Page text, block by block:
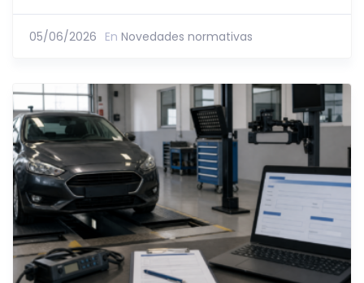
05/06/2026 En Novedades normativas